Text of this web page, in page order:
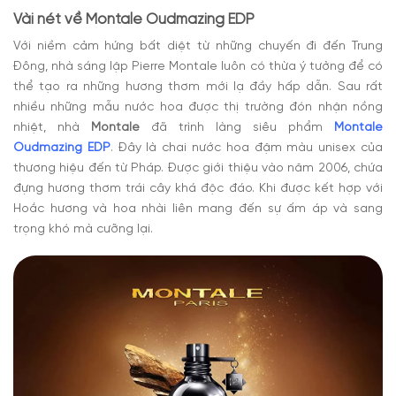
Vài nét về Montale Oudmazing EDP
Với niềm cảm hứng bất diệt từ những chuyến đi đến Trung
Đông, nhà sáng lập Pierre Montale luôn có thừa ý tưởng để có
thể tạo ra những hương thơm mới lạ đầy hấp dẫn. Sau rất
nhiều những mẫu nước hoa được thị trường đón nhận nồng
nhiệt, nhà Montale đã trình làng siêu phẩm Montale
Oudmazing EDP. Đây là chai nước hoa đậm màu unisex của
thương hiệu đến từ Pháp. Được giới thiệu vào năm 2006, chứa
đựng hương thơm trái cây khá độc đáo. Khi được kết hợp với
Hoắc hương và hoa nhài liên mang đến sự ấm áp và sang
trọng khó mà cưỡng lại.